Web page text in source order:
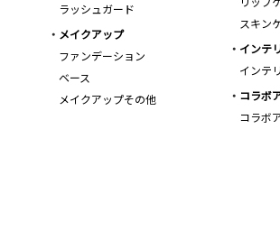
スキン
ラッシュガード
メイクアップ
ファンデーション
ベース
メイクアップその他
インテ
インテ
コラボ
コラボ